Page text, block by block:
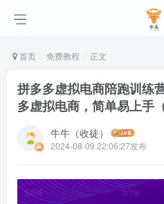
首页 免费教程 正文
拼多多虚拟电商陪跑训练
多虚拟电商，简单易上手
牛牛（收徒）
2024-08-09 22:06:27发布